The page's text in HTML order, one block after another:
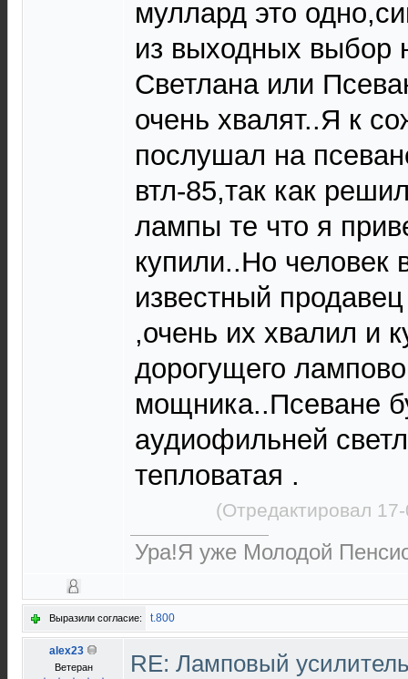
муллард это
из выходных выбор
Светлана или
очень хвалят..Я к
послушал на
втл-85,так как
лампы те что я
купили..Но человек
известный
,очень их хвалил и
дорогущего
мощника..Псеване
аудиофильней
тепловатая .
(Отредактировал
Ура!Я уже Молодой
Выразили согласие: t.800
alex23
Ветеран RE: Ламповый